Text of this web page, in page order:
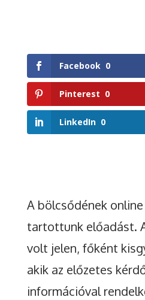
Facebook 0
Pinterest 0
LinkedIn 0
A bölcsődének
tartottunk előadást.
volt jelen, főként
akik az előzetes
információval